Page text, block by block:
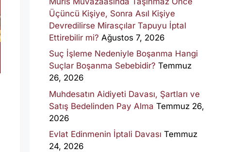
Üçüncü Kişiye, Sonra Asıl Kişiye
Devredilirse Mirasçılar Tapuyu İptal
Ettirebilir mi? Ağustos 7, 2026
Suç İşleme Nedeniyle Boşanma Hangi
Suçlar Boşanma Sebebidir? Temmuz
26, 2026
Muhdesatın Aidiyeti Davası, Şartları ve
Satış Bedelinden Pay Alma Temmuz 26,
2026
Evlat Edinmenin İptali Davası Temmuz
24, 2026